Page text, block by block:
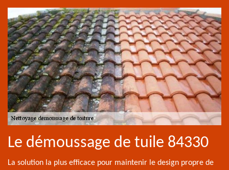
Le démoussage de tuile 84330
La solution la plus efficace pour maintenir le design propre de